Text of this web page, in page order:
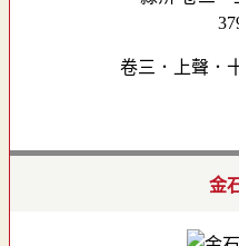
卷三．上聲．
金